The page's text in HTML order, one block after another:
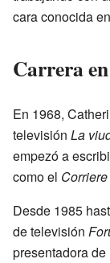
cara conocida
Carrera
En 1968,
televisión La
empezó a
como el
Desde 1985
de televisión
presentadora